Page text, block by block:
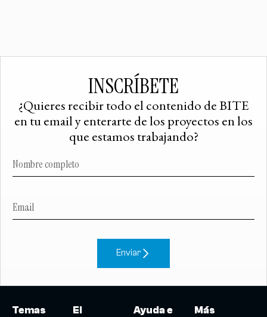
INSCRÍBETE
¿Quieres recibir todo el contenido de BITE
en tu email y enterarte de los proyectos en los
que estamos trabajando?
Enviar
Temas El Ayuda e Más